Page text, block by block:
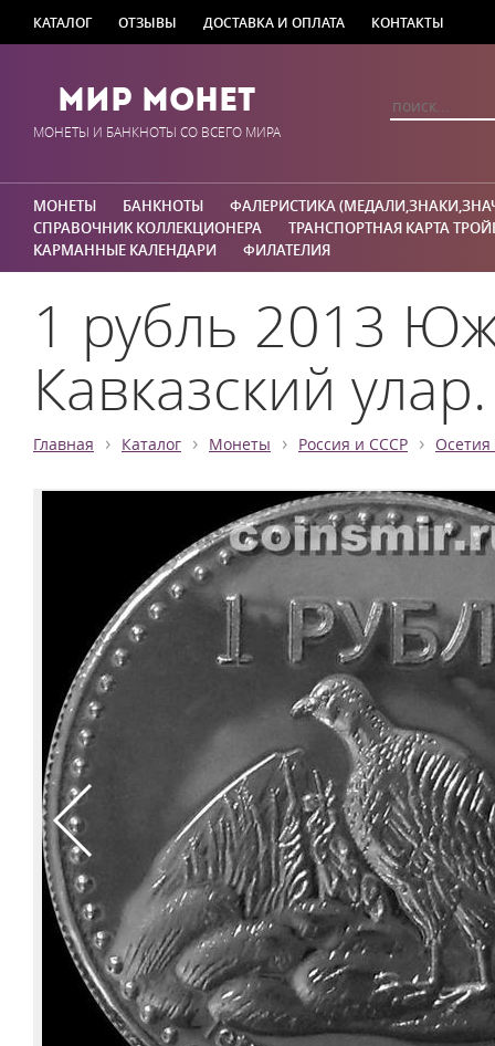
КАТАЛОГ ОТЗЫВЫ ДОСТАВКА И ОПЛАТА КОНТАКТЫ
Мир Монет
МОНЕТЫ И БАНКНОТЫ СО ВСЕГО МИРА
МОНЕТЫ БАНКНОТЫ
ФАЛЕРИСТИКА
СПРАВОЧНИК КОЛЛЕКЦИОНЕРА
ТРАНСПОРТНАЯ КАРТА
КАРМАННЫЕ КАЛЕНДАРИ
ФИЛАТЕЛИЯ
1 рубль 2013
Кавказский улар.
Главная › Каталог › Монеты › Россия и СССР ›